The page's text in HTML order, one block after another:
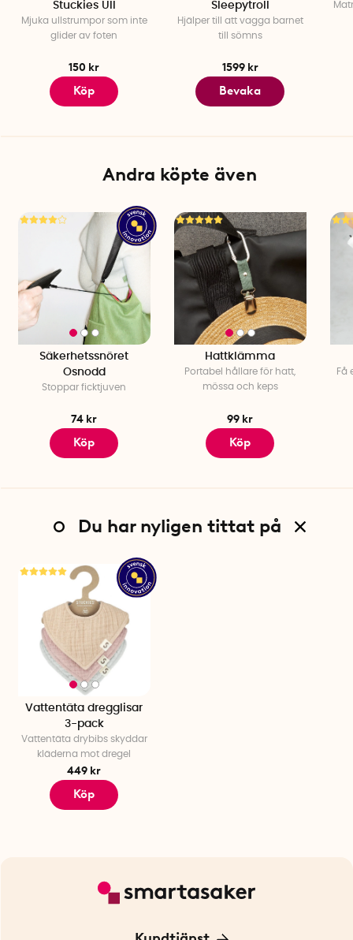
Stuckies Ull
Mjuka ullstrumpor som inte
glider av foten
150 kr
Köp
Sleepytroll
Hjälper till att vagga barnet
till sömns
1599 kr
Bevaka
Andra köpte även
Säkerhetssnöret
Osnodd
Stoppar ficktjuven
74 kr
Köp
Hattklämma
Portabel hållare för hatt,
mössa och keps
99 kr
Köp
Få
Du har nyligen tittat på
Vattentäta dregglisar
3-pack
Vattentäta drybibs skyddar
kläderna mot dregel
449 kr
Köp